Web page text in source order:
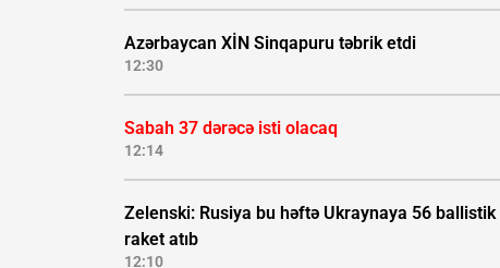
Azərbaycan XİN Sinqapuru təbrik etdi
12:30
Sabah 37 dərəcə isti olacaq
12:14
Zelenski: Rusiya bu həftə Ukraynaya 56 ballistik
raket atıb
12:10